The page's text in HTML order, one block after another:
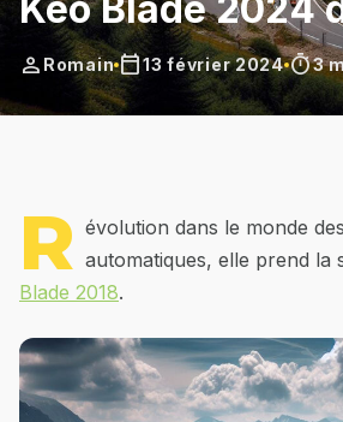
person Romain calendar_today13 février 2024 timer3
R évolution dans le monde
automatiques, elle prend la
Blade 2018.